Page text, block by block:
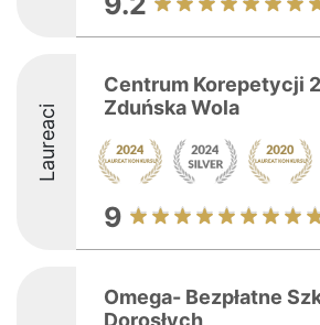
Laureaci
Centrum Korepetycji
Zduńska Wola
9
Omega- Bezpłatne
Dorosłych